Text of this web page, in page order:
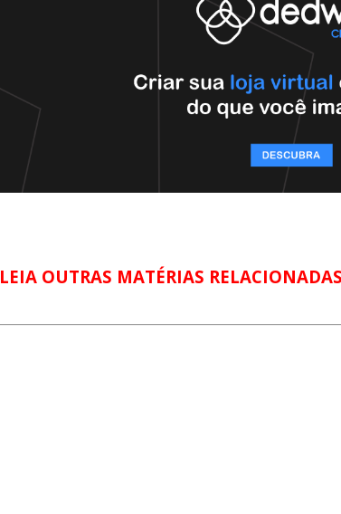
LEIA OUTRAS MATÉRIAS